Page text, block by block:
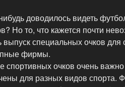
доводилось видеть
Но то, что кажется почти
выпуск специальных очков
фирмы.
спортивных очков очень важно
для разных видов спорта.